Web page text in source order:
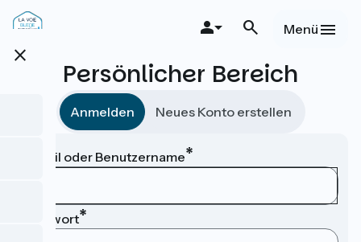
Direkt
zum
close
Menü
Persönlicher Bereich
Anmelden Neues Konto erstellen
E-Mail oder Benutzername
Passwort